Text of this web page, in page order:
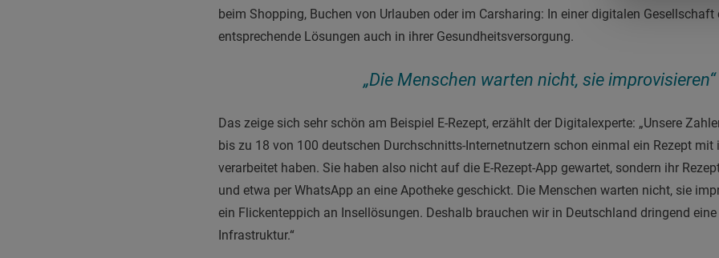
beim Shopping, Buchen von Urlauben oder im Carsharing: In einer digitalen Gesellschaft
entsprechende Lösungen auch in ihrer Gesundheitsversorgung.
„Die Menschen warten nicht, sie improvisieren“
Das zeige sich sehr schön am Beispiel E-Rezept, erzählt der Digitalexperte: „Unsere
bis zu 18 von 100 deutschen Durchschnitts-Internetnutzern schon einmal ein Rezept mit
verarbeitet haben. Sie haben also nicht auf die E-Rezept-App gewartet, sondern ihr
und etwa per WhatsApp an eine Apotheke geschickt. Die Menschen warten nicht, sie
ein Flickenteppich an Insellösungen. Deshalb brauchen wir in Deutschland dringend
Infrastruktur.“